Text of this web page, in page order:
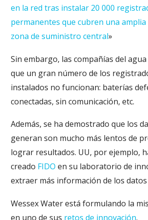
en la red tras instalar 20 000
permanentes que cubren una
zona de suministro central»
Sin embargo, las compañías del
que un gran número de los
instalados no funcionan: baterías
conectadas, sin comunicación, etc.
Además, se ha demostrado que los
generan son mucho más lentos de
lograr resultados. UU, por ejemplo,
creado FIDO en su laboratorio de
extraer más información de los datos
Wessex Water está formulando la
en uno de sus retos de innovación.